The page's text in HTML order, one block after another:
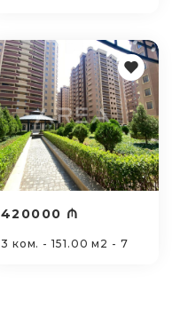
420000 ₼
3 ком. - 151.00 м2 - 7